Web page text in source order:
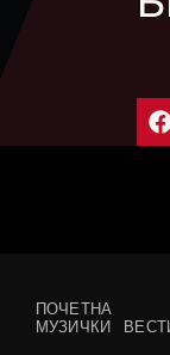
ПОЧЕТНА
МУЗИЧКИ